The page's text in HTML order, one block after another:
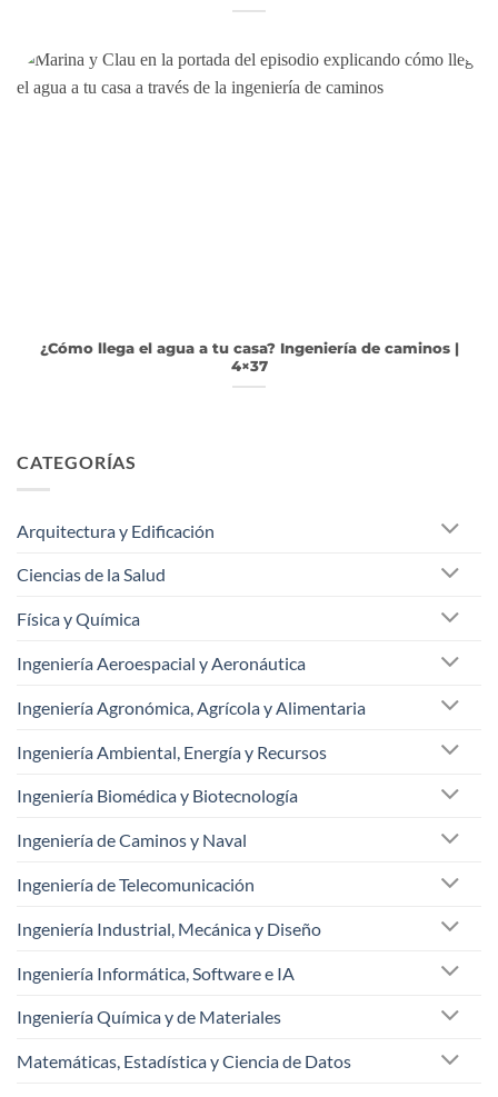
¿Cómo llega el agua a tu casa? Ingeniería de caminos |
4×37
CATEGORÍAS
Arquitectura y Edificación
Ciencias de la Salud
Física y Química
Ingeniería Aeroespacial y Aeronáutica
Ingeniería Agronómica, Agrícola y Alimentaria
Ingeniería Ambiental, Energía y Recursos
Ingeniería Biomédica y Biotecnología
Ingeniería de Caminos y Naval
Ingeniería de Telecomunicación
Ingeniería Industrial, Mecánica y Diseño
Ingeniería Informática, Software e IA
Ingeniería Química y de Materiales
Matemáticas, Estadística y Ciencia de Datos